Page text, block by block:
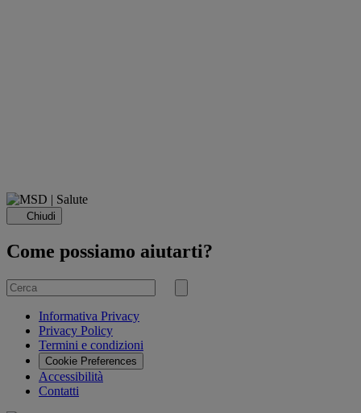
Chiudi
Come possiamo aiutarti?
Cerca
per
Invia
Informativa Privacy
Privacy Policy
Termini e condizioni
Cookie Preferences
Accessibilità
Contatti